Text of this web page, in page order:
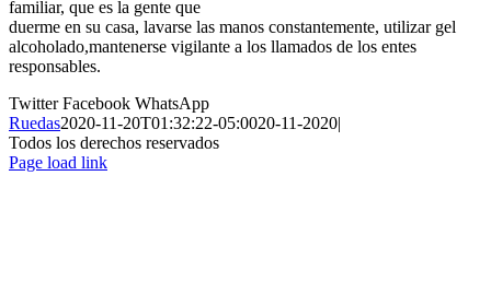
familiar, que es la gente que
duerme en su casa, lavarse las manos constantemente, utilizar gel
alcoholado,mantenerse vigilante a los llamados de los entes
responsables.
TwitterFacebook WhatsApp
Ruedas2020-11-20T01:32:22-05:0020-11-2020|
Todos los derechos reservados
Page load link